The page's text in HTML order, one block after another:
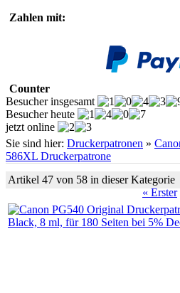
Zahlen mit:
Counter
Besucher insgesamt
Besucher heute
jetzt online
Sie sind hier: Druckerpatronen »
586XL Druckerpatrone
Artikel 47 von 58 in dieser Kategorie
« Erster